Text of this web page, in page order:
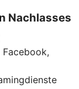
Nachlasses